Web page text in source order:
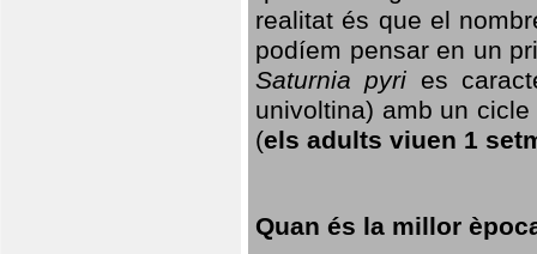
realitat és que el
podíem pensar en un
Saturnia pyri es
univoltina) amb un
(els adults viuen 1
Quan és la millor